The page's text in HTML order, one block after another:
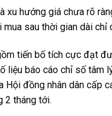
hướng giá chưa rõ
sau thời gian dài
tiến bố tích cực đạt
liệu báo cáo chỉ số tâm
đồng nhân dân cấp
2 tháng tới.